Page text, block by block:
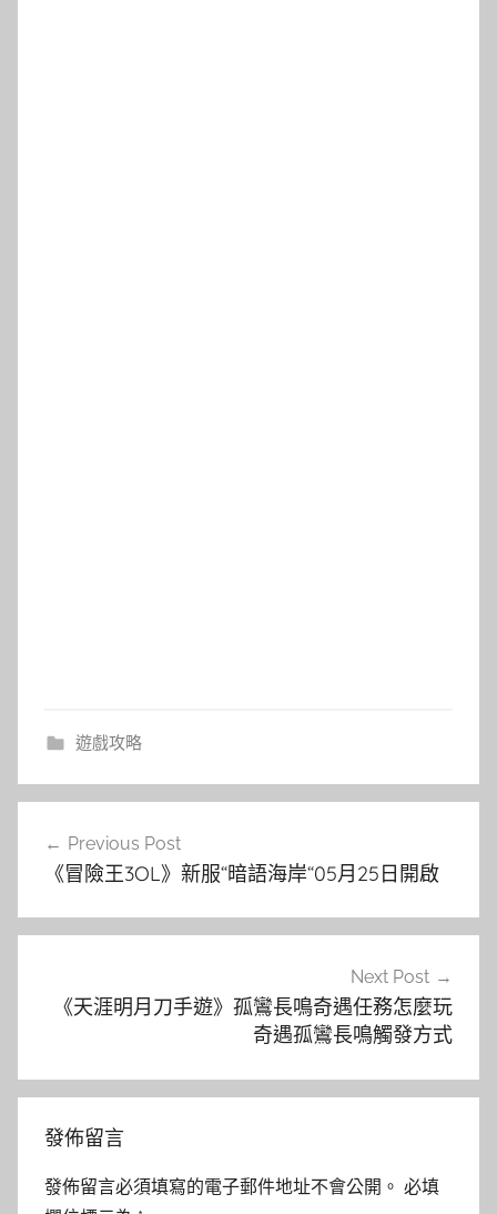
遊戲攻略
覽
Previous Post
《冒險王3OL》新服“暗語海岸“05月25日開啟
Next Post
《天涯明月刀手遊》孤鸞長鳴奇遇任務怎麼玩
奇遇孤鸞長鳴觸發方式
發佈留言
發佈留言必須填寫的電子郵件地址不會公開。 必填